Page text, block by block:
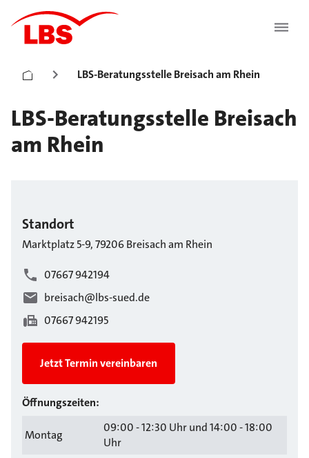
LBS-Beratungsstelle Breisach am Rhein
LBS-Beratungsstelle Breisach
am Rhein
Standort
Marktplatz5-9,79206Breisach am Rhein
07667 942194
breisach@lbs-sued.de
07667 942195
Jetzt Termin vereinbaren
Öffnungszeiten:
Montag
09:00 - 12:30 Uhr und 14:00 - 18:00
Uhr